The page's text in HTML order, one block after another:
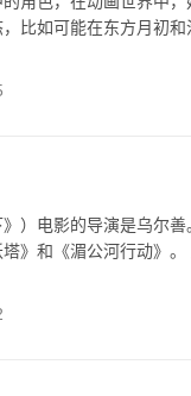
比如可能在东方月初
》）电影的导演是乌尔
》和《湄公河行动》